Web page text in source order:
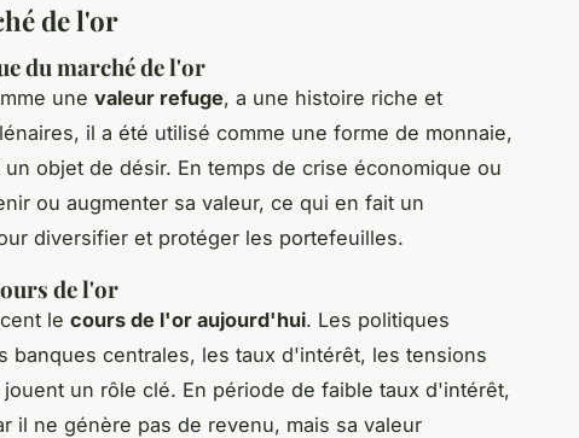
de l'or
du marché de l'or
une valeur refuge, a une histoire riche et
il a été utilisé comme une forme de monnaie,
objet de désir. En temps de crise économique ou
ou augmenter sa valeur, ce qui en fait un
diversifier et protéger les portefeuilles.
de l'or
le cours de l'or aujourd'hui. Les politiques
banques centrales, les taux d'intérêt, les tensions
un rôle clé. En période de faible taux d'intérêt,
il ne génère pas de revenu, mais sa valeur